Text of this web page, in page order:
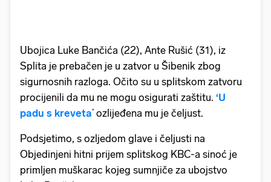
Ubojica Luke Bančića (22), Ante Rušić (31), iz
Splita je prebačen je u zatvor u Šibenik zbog
sigurnosnih razloga. Očito su u splitskom zatvoru
procijenili da mu ne mogu osigurati zaštitu. ‘U
padu s kreveta’ ozlijeđena mu je čeljust.
Podsjetimo, s ozljedom glave i čeljusti na
Objedinjeni hitni prijem splitskog KBC-a sinoć je
primljen muškarac kojeg sumnjiče za ubojstvo